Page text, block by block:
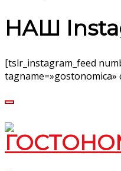
НАШ
[tslr_instagram_feed
tagname=»gostonomica»